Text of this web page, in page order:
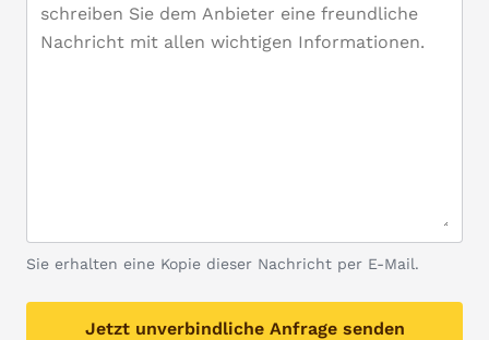
Sie erhalten eine Kopie dieser Nachricht per E-Mail.
Jetzt unverbindliche Anfrage senden